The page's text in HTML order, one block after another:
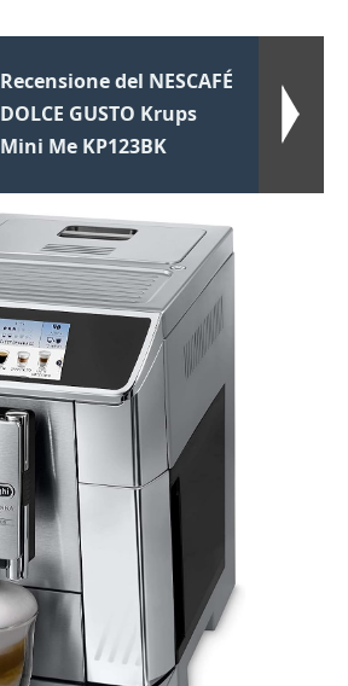
Recensione del NESCAFÉ
DOLCE GUSTO Krups
Mini Me KP123BK